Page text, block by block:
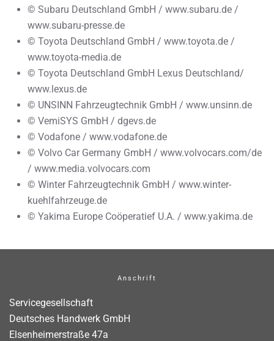
© Subaru Deutschland GmbH / www.subaru.de /
www.subaru-presse.de
© Toyota Deutschland GmbH / www.toyota.de /
www.toyota-media.de
© Toyota Deutschland GmbH Lexus Deutschland/
www.lexus.de
© UNSINN Fahrzeugtechnik GmbH / www.unsinn.de
© VemiSYS GmbH / dgevs.de
© Vodafone / www.vodafone.de
© Volvo Car Germany GmbH / www.volvocars.com/de
/ www.media.volvocars.com
© Winter Fahrzeugtechnik GmbH / www.winter-
kuehlfahrzeuge.de
© Yakima Europe Coöperatief U.A. / www.yakima.de
Anschrift
Servicegesellschaft
Deutsches Handwerk GmbH
Elsenheimerstraße 47a